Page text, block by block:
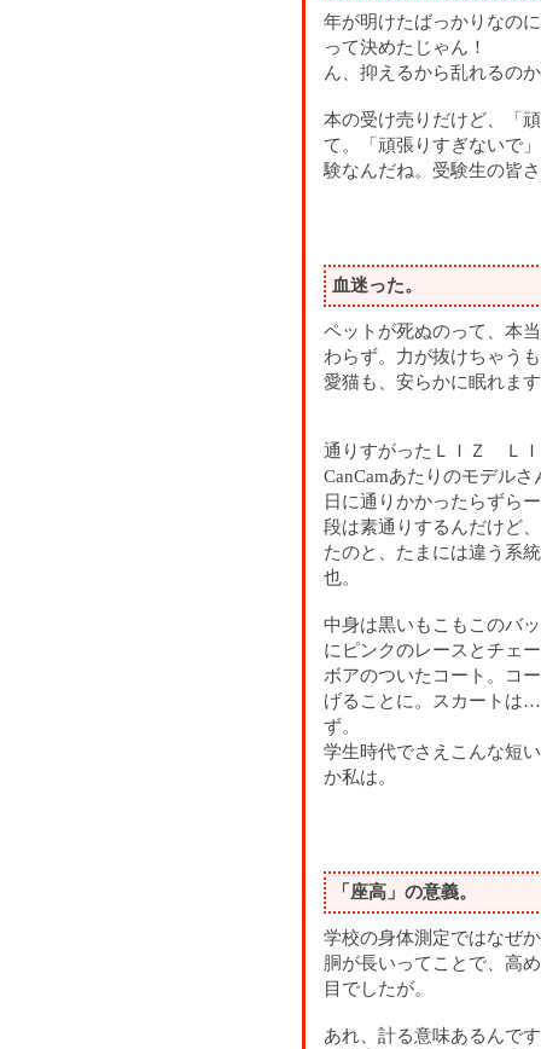
年が明けたばっかりなの
って決めたじゃん！
ん、抑えるから乱れるの
本の受け売りだけど、「
て。「頑張りすぎないで
験なんだね。受験生の皆
血迷った。
ペットが死ぬのって、本
わらず。力が抜けちゃう
愛猫も、安らかに眠れま
通りすがったＬＩＺ Ｌ
CanCamあたりのモデル
日に通りかかったらずら
段は素通りするんだけど
たのと、たまには違う系
也。
中身は黒いもこもこのバ
にピンクのレースとチェ
ボアのついたコート。コ
げることに。スカートは
ず。
学生時代でさえこんな短
か私は。
「座高」の意義。
学校の身体測定ではなぜ
胴が長いってことで、高
目でしたが。
あれ、計る意味あるんで